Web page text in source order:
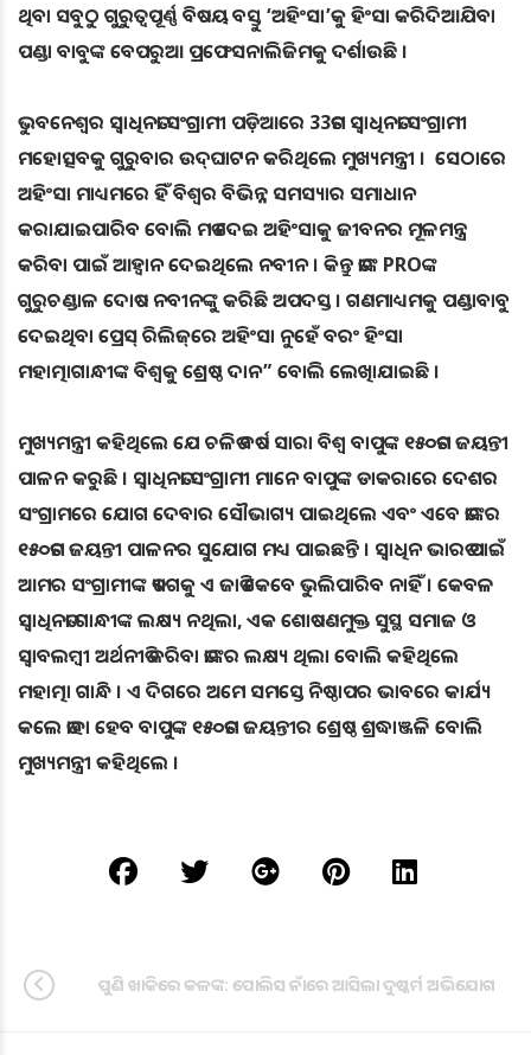
ଥିବା ସବୁଠୁ ଗୁରୁତ୍ବପୂର୍ଣ୍ଣ ବିଷୟ ବସ୍ତୁ ‘ଅହିଂସା’କୁ ହିଂସା କରିଦିଆଯିବା
ପଣ୍ଡା ବାବୁଙ୍କ ବେପରୁଆ ପ୍ରଫେସନାଲିଜିମକୁ ଦର୍ଶାଉଛି ।
ଭୁବନେଶ୍ବର ସ୍ବାଧିନତା ସଂଗ୍ରାମୀ ପଡ଼ିଆରେ 33ତମ ସ୍ବାଧିନତା ସଂଗ୍ରାମୀ
ମହୋତ୍ସବକୁ ଗୁରୁବାର ଉଦ୍‌ଘାଟନ କରିଥିଲେ ମୁଖ୍ୟମନ୍ତ୍ରୀ । ସେଠାରେ
ଅହିଂସା ମାଧ୍ୟମରେ ହିଁ ବିଶ୍ବର ବିଭିନ୍ନ ସମସ୍ୟାର ସମାଧାନ
କରାଯାଇପାରିବ ବୋଲି ମତ ଦେଇ ଅହିଂସାକୁ ଜୀବନର ମୂଳମନ୍ତ୍ର
କରିବା ପାଇଁ ଆହ୍ବାନ ଦେଇଥିଲେ ନବୀନ । କିନ୍ତୁ ତାଙ୍କ PROଙ୍କ
ଗୁରୁଚଣ୍ଡାଳ ଦୋଷ ନବୀନଙ୍କୁ କରିଛି ଅପଦସ୍ତ । ଗଣମାଧ୍ୟମକୁ ପଣ୍ଡାବାବୁ
ଦେଇଥିବା ପ୍ରେସ୍‌ ରିଲିଜ୍‌ରେ ଅହିଂସା ନୁହେଁ ବରଂ ହିଂସା
ମହାତ୍ମାଗାନ୍ଧୀଙ୍କ ବିଶ୍ୱକୁ ଶ୍ରେଷ୍ଠ ଦାନ” ବୋଲି ଲେଖିାଯାଇଛି ।
ମୁଖ୍ୟମନ୍ତ୍ରୀ କହିଥିଲେ ଯେ ଚଳିତ ବର୍ଷ ସାରା ବିଶ୍ବ ବାପୁଙ୍କ ୧୫୦ତମ ଜୟନ୍ତୀ
ପାଳନ କରୁଛି । ସ୍ବାଧିନତା ସଂଗ୍ରାମୀ ମାନେ ବାପୁଙ୍କ ଡାକରାରେ ଦେଶର
ସଂଗ୍ରାମରେ ଯୋଗ ଦେବାର ସୌଭାଗ୍ୟ ପାଇଥିଲେ ଏବଂ ଏବେ ତାଙ୍କର
୧୫୦ତମ ଜୟନ୍ତୀ ପାଳନର ସୁଯୋଗ ମଧ୍ୟ ପାଇଛନ୍ତି । ସ୍ଵାଧିନ ଭାରତ ପାଇଁ
ଆମର ସଂଗ୍ରାମୀଙ୍କ ତ୍ୟାଗକୁ ଏ ଜାତି କେବେ ଭୁଲିପାରିବ ନାହିଁ । କେବଳ
ସ୍ବାଧିନତା ଗାନ୍ଧୀଙ୍କ ଲକ୍ଷ୍ୟ ନଥିଲା, ଏକ ଶୋଷଣମୁକ୍ତ ସୁସ୍ଥ ସମାଜ ଓ
ସ୍ବାବଲମ୍ବୀ ଅର୍ଥନୀତି କରିବା ତାଙ୍କର ଲକ୍ଷ୍ୟ ଥିଲା ବୋଲି କହିଥିଲେ
ମହାତ୍ମା ଗାନ୍ଧି । ଏ ଦିଗରେ ଅମେ ସମସ୍ତେ ନିଷ୍ଠାପର ଭାବରେ କାର୍ଯ୍ୟ
କଲେ ତାହା ହେବ ବାପୁଙ୍କ ୧୫୦ତମ ଜୟନ୍ତୀର ଶ୍ରେଷ୍ଠ ଶ୍ରଦ୍ଧାଞ୍ଜଳି ବୋଲି
ମୁଖ୍ୟମନ୍ତ୍ରୀ କହିଥିଲେ ।
ପୁଣି ଖାକିରେ କଳଙ୍କ: ପୋଲିସ ନାଁରେ ଆସିଲା ଦୁଷ୍କର୍ମ ଅଭିଯୋଗ